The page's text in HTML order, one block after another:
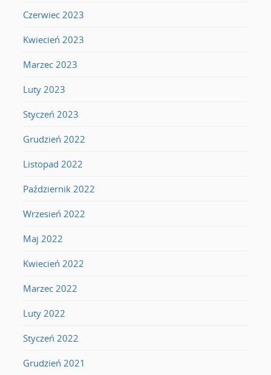
Czerwiec 2023
Kwiecień 2023
Marzec 2023
Luty 2023
Styczeń 2023
Grudzień 2022
Listopad 2022
Październik 2022
Wrzesień 2022
Maj 2022
Kwiecień 2022
Marzec 2022
Luty 2022
Styczeń 2022
Grudzień 2021